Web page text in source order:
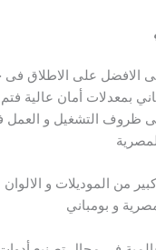
الافضل على الاطلاق
بمعدلات أمان عالية
ظروف التشغيل و
من الموديلات و
و بومباني